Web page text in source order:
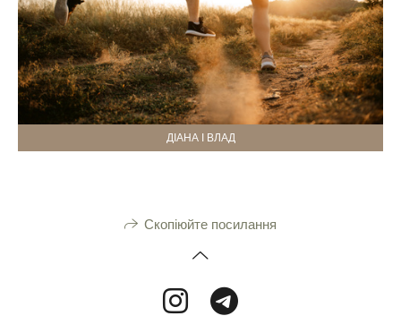
ДІАНА І ВЛАД
Скопіюйте посилання